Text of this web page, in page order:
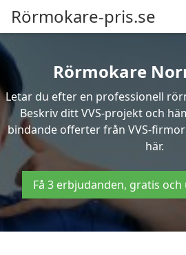
Rörmokare-pris.se
Rörmokare
Letar du efter en professionell
Beskriv ditt VVS-projekt och
bindande offerter från VVS-
här.
Få 3 erbjudanden, gratis